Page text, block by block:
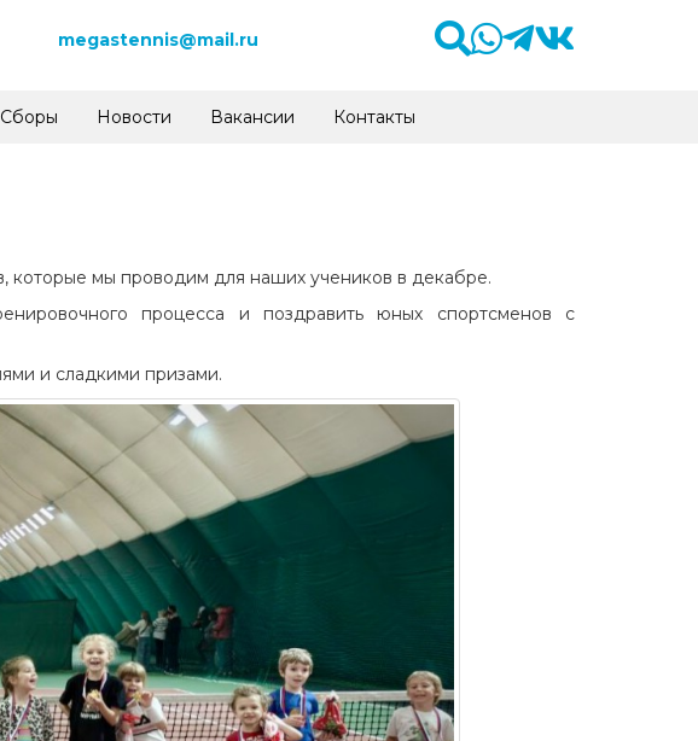
megastennis@mail.ru
Сборы Новости Вакансии Контакты
мы проводим для наших учеников в декабре.
процесса и поздравить юных спортсменов с
и сладкими призами.